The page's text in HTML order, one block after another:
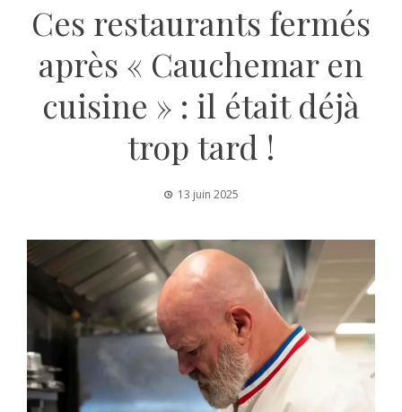
Ces restaurants fermés
après « Cauchemar en
cuisine » : il était déjà
trop tard !
13 juin 2025